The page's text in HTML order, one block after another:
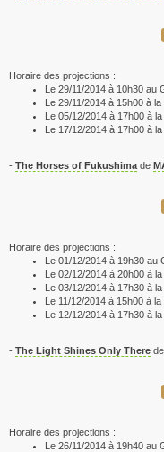
Horaire des projections :
Le 29/11/2014 à 10h30 au
Le 29/11/2014 à 15h00 à
Le 05/12/2014 à 17h00 à
Le 17/12/2014 à 17h00 à
- The Horses of Fukushima de
Horaire des projections :
Le 01/12/2014 à 19h30 au
Le 02/12/2014 à 20h00 à
Le 03/12/2014 à 17h30 à
Le 11/12/2014 à 15h00 à
Le 12/12/2014 à 17h30 à
- The Light Shines Only There de
Horaire des projections :
Le 26/11/2014 à 19h40 au